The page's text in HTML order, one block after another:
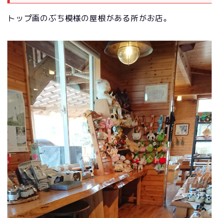
トップ画のぶち模様の屋根がある所がお店。